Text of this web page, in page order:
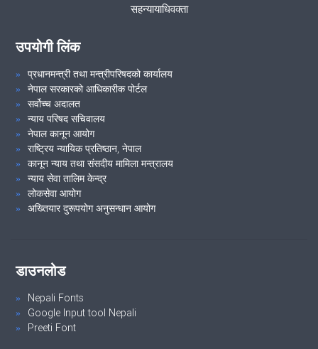
सहन्यायाधिवक्ता
उपयोगी लिंक
प्रधानमन्त्री तथा मन्त्रीपरिषदको कार्यालय
नेपाल सरकारको आधिकारीक पोर्टल
सर्वोच्च अदालत
न्याय परिषद सचिवालय
नेपाल कानून आयोग
राष्ट्रिय न्यायिक प्रतिष्ठान, नेपाल
कानून न्याय तथा संसदीय मामिला मन्त्रालय
न्याय सेवा तालिम केन्द्र
लोकसेवा आयोग
अख्तियार दुरूपयोग अनुसन्धान आयोग
डाउनलोड
Nepali Fonts
Google Input tool Nepali
Preeti Font